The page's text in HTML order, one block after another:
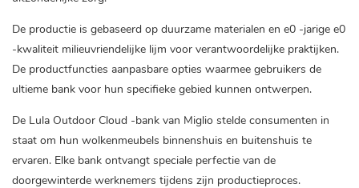
De productie is gebaseerd op duurzame materialen en e0 -jarige e0
-kwaliteit milieuvriendelijke lijm voor verantwoordelijke praktijken.
De productfuncties aanpasbare opties waarmee gebruikers de
ultieme bank voor hun specifieke gebied kunnen ontwerpen.
De Lula Outdoor Cloud -bank van Miglio stelde consumenten in
staat om hun wolkenmeubels binnenshuis en buitenshuis te
ervaren. Elke bank ontvangt speciale perfectie van de
doorgewinterde werknemers tijdens zijn productieproces.